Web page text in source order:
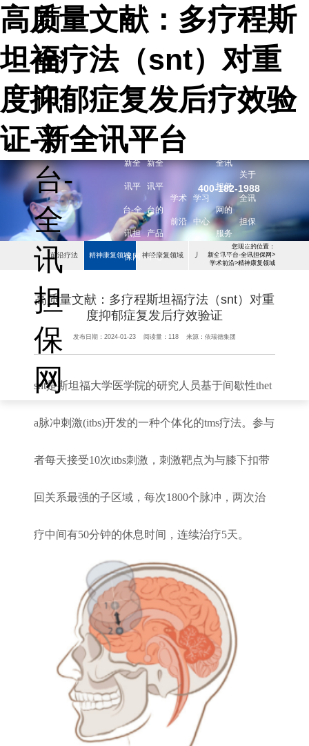
高质量文献：多疗程斯
坦福疗法（snt）对重
度抑郁症复发后疗效验
证-新全讯平台
新
全
讯
平
台-
全
讯
担
保
网
400-182-1988
新全
讯平
台-全
讯担
保网
新全
讯平
台的
产品
中心
学术
前沿
学习
中心
全讯
担保
网的
服务
支持
关于
全讯
担保
网
前沿疗法 精神康复领域 神经康复领域 儿童康复领域
您现在的位置：
新全讯平台-全讯担保网>
学术前沿>精神康复领域
高质量文献：多疗程斯坦福疗法（snt）对重
度抑郁症复发后疗效验证
发布日期：2024-01-23 阅读量： 118 来源： 依瑞德集团
snt是斯坦福大学医学院的研究人员基于间歇性thet
a脉冲刺激(itbs)开发的一种个体化的tms疗法。参与
者每天接受10次itbs刺激，刺激靶点为与膝下扣带
回关系最强的子区域，每次1800个脉冲，两次治
疗中间有50分钟的休息时间，连续治疗5天。